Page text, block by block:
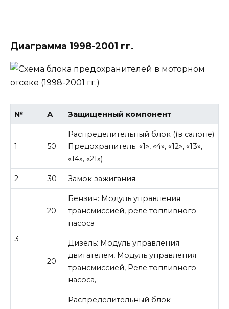
Диаграмма 1998-2001 гг.
№ А Защищенный компонент
1 50
Распределительный блок ((в салоне)
Предохранитель: «1», «4», «12», «13»,
«14», «21»)
2 30 Замок зажигания
3
20
Бензин: Модуль управления
трансмиссией, реле топливного
насоса
20
Дизель: Модуль управления
двигателем, Модуль управления
трансмиссией, Реле топливного
насоса,
Распределительный блок